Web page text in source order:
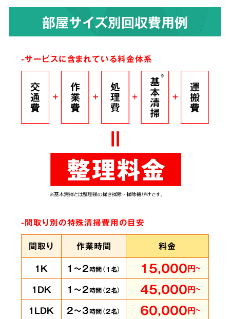
染みついたあらゆる臭いも
解決！完全脱臭除去保証
根こそぎ
脱臭
ありとあらゆる脱臭機を試したにもかかわらず
臭いが完全に取れずにお困りの時は、ぜひ当社
へご相談ください。弊社では世界最高水準のオ
います。
5 賃貸物件・ホテルの
客室も承ります
部屋サイズ別回収費用例
-サービスに含まれている料金体系
-間取り別の特殊清掃費用の目安
間取り 作業時間
料金
1K
1～2時間（1 名） 15,000円～
1DK 1～2時間（2名） 45,000円～
1LDK 2～3時間（2名） 60,000円～